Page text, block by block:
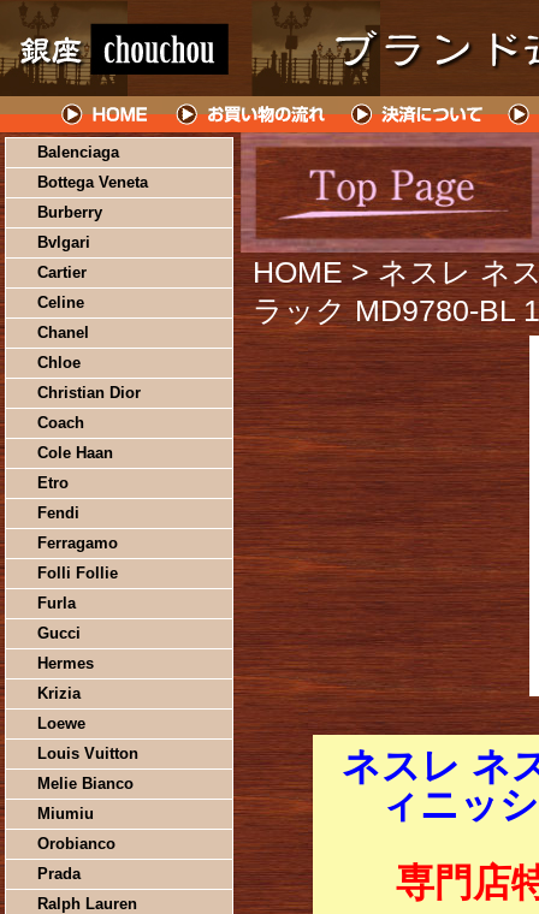
Balenciaga
Bottega Veneta
Burberry
Bvlgari
Cartier
Celine
Chanel
Chloe
Christian Dior
Coach
Cole Haan
Etro
Fendi
Ferragamo
Folli Follie
Furla
Gucci
Hermes
Krizia
Loewe
Louis Vuitton
Melie Bianco
Miumiu
Orobianco
Prada
Ralph Lauren
HOME > ネスレ ネ
ラック MD9780-BL
ネスレ ネ
ィニッ
専門店